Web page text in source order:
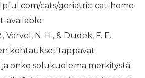
cats/geriatric-cat-home-
available
Varvel, N. H., & Dudek, F. E..
kohtaukset tappavat
ja onko solukuolema merkitystä